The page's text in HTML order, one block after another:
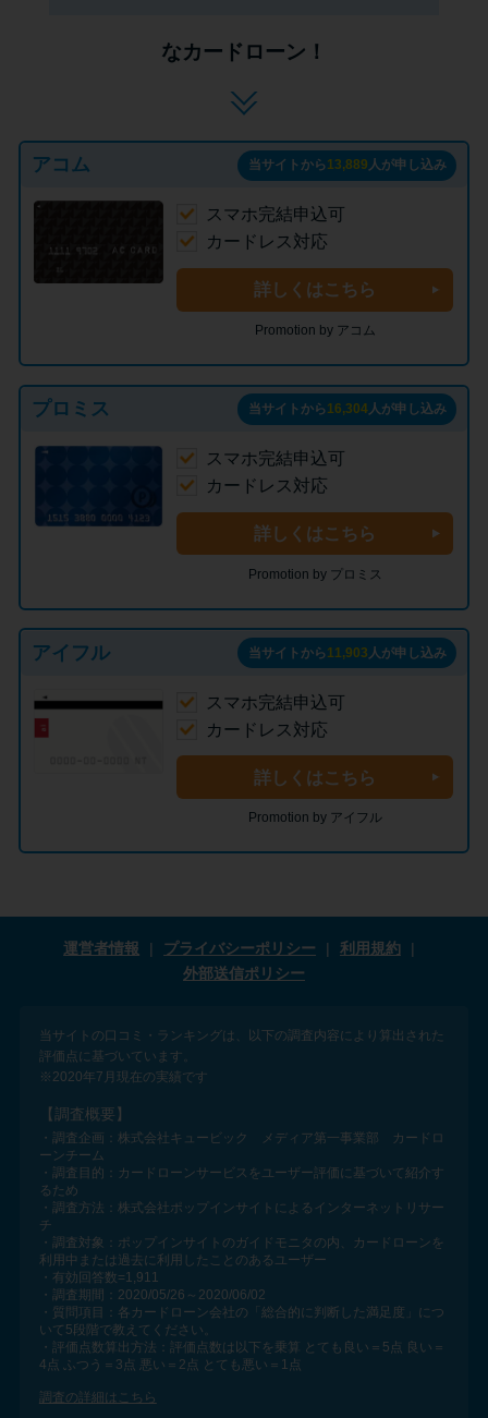
なカードローン！
アコム 当サイトから13,889 人が申し込み
スマホ完結申込可
カードレス対応
詳しくはこちら
Promotion by アコム
プロミス 当サイトから16,304人が申し込み
スマホ完結申込可
カードレス対応
詳しくはこちら
Promotion by プロミス
アイフル 当サイトから11,903 人が申し込み
スマホ完結申込可
カードレス対応
詳しくはこちら
Promotion by アイフル
運営者情報 プライバシーポリシー
利用規約
外部送信ポリシー
当サイトの口コミ・ランキングは、以下の調査内容により算出された
評価点に基づいています。
※2020年7月現在の実績です
【調査概要】
・調査企画：株式会社キュービック メディア第一事業部 カードロ
ーンチーム
・調査目的：カードローンサービスをユーザー評価に基づいて紹介す
るため
・調査方法：株式会社ポップインサイトによるインターネットリサー
チ
・調査対象：ポップインサイトのガイドモニタの内、カードローンを
利用中または過去に利用したことのあるユーザー
・有効回答数=1,911
・調査期間：2020/05/26～2020/06/02
・質問項目：各カードローン会社の「総合的に判断した満足度」につ
いて5段階で教えてください。
・評価点数算出方法：評価点数は以下を乗算 とても良い＝5点 良い＝
4点 ふつう＝3点 悪い＝2点 とても悪い＝1点
調査の詳細はこちら